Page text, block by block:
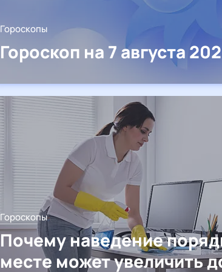
Гороскопы
Гороскоп на 7 августа
Гороскопы
Почему наведение
месте может увеличить